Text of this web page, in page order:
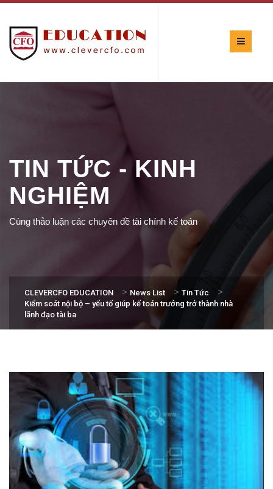
TIN TỨC - KINH
NGHIỆM
Cùng thảo luận các chuyên đề tài chính kế toán
CLEVERCFO EDUCATION > News List > Tin Tức >
Kiểm soát nội bộ – yếu tố giúp kế toán trưởng trở thành nhà
lãnh đạo tài ba